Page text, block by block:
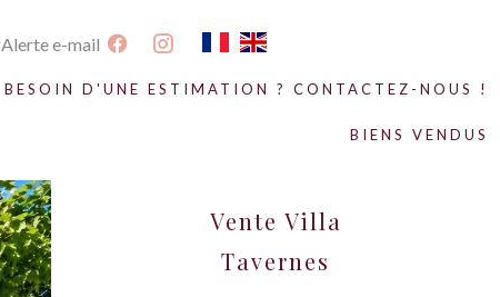
Alerte e-mail
BESOIN D'UNE ESTIMATION ? CONTACTEZ-NOUS !
BIENS VENDUS
Vente Villa
Tavernes